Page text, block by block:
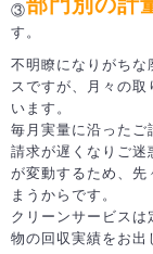
③
す。
不明瞭になりがちな
スですが、月々の
います。
毎月実量に沿ったご
請求が遅くなりご迷
が変動するため、先
まうからです。
クリーンサービス
物の回収実績をお出